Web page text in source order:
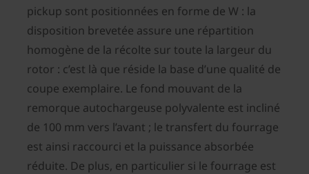
pickup sont positionnées en forme de W : la
disposition brevetée assure une répartition
homogène de la récolte sur toute la largeur du
rotor : c’est là que réside la base d’une qualité de
coupe exemplaire. Le fond mouvant de la
remorque autochargeuse polyvalente est incliné
de 100 mm vers l’avant ; le transfert du fourrage
est ainsi raccourci et la puissance absorbée
réduite. De plus, en particulier si le fourrage est